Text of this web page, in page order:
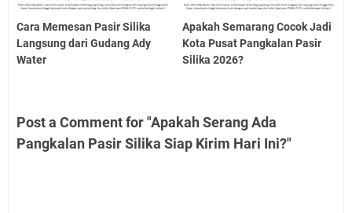
Cara Memesan Pasir Silika
Langsung dari Gudang Ady
Water
Apakah Semarang Cocok Jadi
Kota Pusat Pangkalan Pasir
Silika 2026?
Post a Comment for "Apakah Serang Ada
Pangkalan Pasir Silika Siap Kirim Hari Ini?"